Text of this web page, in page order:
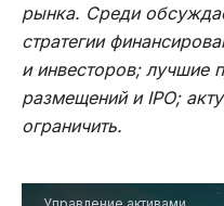
рынка. Среди
стратегии
и инвесторов; лучшие
размещений и IPO;
ограничить.